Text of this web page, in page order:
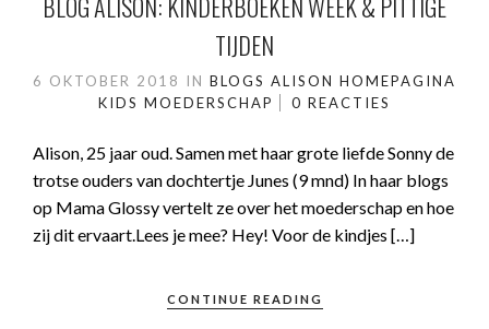
TIJDEN
6 OKTOBER 2018 IN BLOGS ALISON HOMEPAGINA
KIDS MOEDERSCHAP 0 REACTIES
Alison, 25 jaar oud. Samen met haar grote liefde Sonny de
trotse ouders van dochtertje Junes (9 mnd) In haar blogs
op Mama Glossy vertelt ze over het moederschap en hoe
zij dit ervaart.Lees je mee? Hey! Voor de kindjes […]
CONTINUE READING